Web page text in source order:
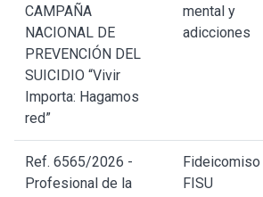
CAMPAÑA
NACIONAL DE
PREVENCIÓN DEL
SUICIDIO “Vivir
Importa: Hagamos
red”
mental y
adicciones
Ref. 6565/2026 -
Profesional de la
Fideicomiso
FISU